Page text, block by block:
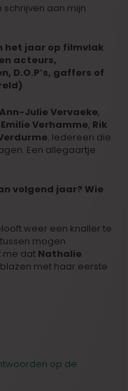
schrijven aan mijn
het jaar op filmvlak
acteurs,
D.O.P’s, gaffers of
Ann-Julie Vervaeke,
Emilie Verhamme, Rik
. Iedereen die
Een allegaartje
volgend jaar? Wie
weer een knaller te
mogen
me dat Nathalie
met haar eerste
op de